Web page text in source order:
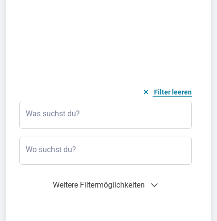
Filter leeren
Was suchst du?
Wo suchst du?
Weitere Filtermöglichkeiten